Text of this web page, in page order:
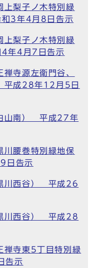
上梨子ノ木特別緑
3年4月8日告示
上梨子ノ木特別緑
4年4月7日告示
寺源左衛門谷、
平成28年12月5日
山南） 平成27年
川腰巻特別緑地保
日告示
川西谷） 平成26
川西谷） 平成28
禅寺東5丁目特別緑
告示